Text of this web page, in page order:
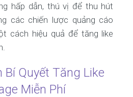
hấp dẫn, thú vị để thu hút
các chiến lược quảng cáo
cách hiệu quả để tăng like
Bí Quyết Tăng Like
Miễn Phí